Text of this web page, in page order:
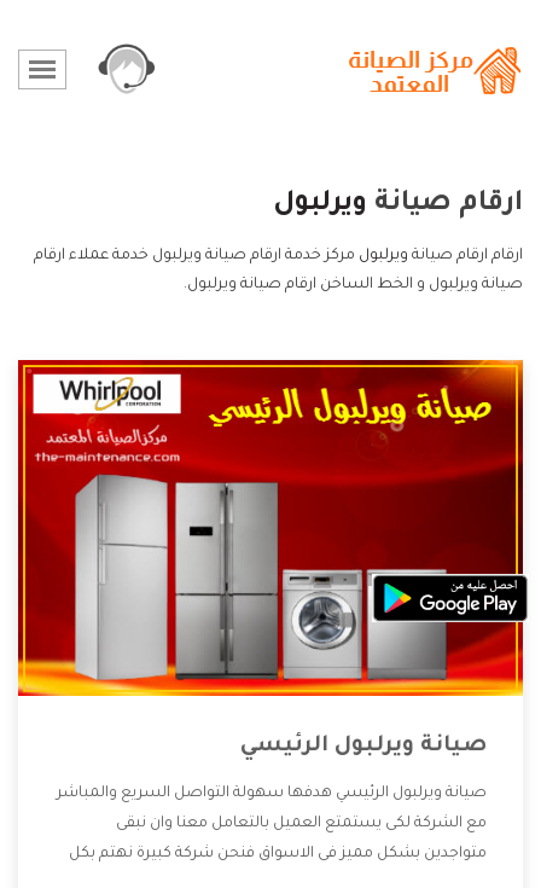
ارقام صيانة ويرلبول
ارقام ارقام صيانة ويرلبول مركز خدمة ارقام صيانة ويرلبول خدمة عملاء ارقام
صيانة ويرلبول و الخط الساخن ارقام صيانة ويرلبول.
صيانة ويرلبول الرئيسي
صيانة ويرلبول الرئيسي هدفها سهولة التواصل السريع والمباشر
مع الشركة لكى يستمتع العميل بالتعامل معنا وان نبقى
متواجدين بشكل مميز فى الاسواق فنحن شركة كبيرة نهتم بكل